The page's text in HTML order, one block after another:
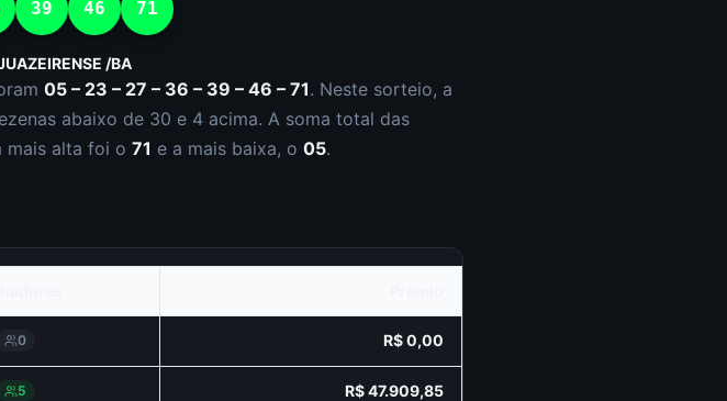
39 46 71
/BA
05 – 23 – 27 – 36 – 39 – 46 – 71. Neste sorteio, a
s abaixo de 30 e 4 acima. A soma total das
mais alta foi o 71 e a mais baixa, o 05.
0 R$ 0,00
5 R$ 47.909,85